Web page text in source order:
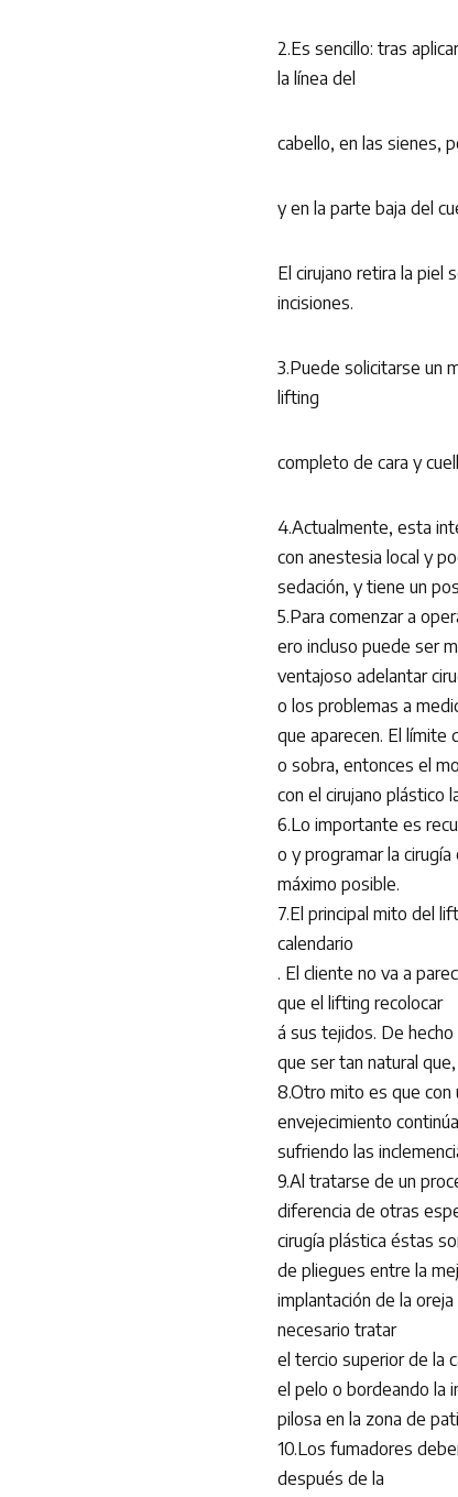
2.Es sencillo: tras
la línea del
cabello, en las sienes,
y en la parte baja del
El cirujano retira la piel
incisiones.
3.Puede solicitarse un
lifting
completo de cara y
4.Actualmente, esta
con anestesia local y
sedación, y tiene un
5.Para comenzar a
ero incluso puede ser
ventajoso adelantar
o los problemas a
que aparecen. El límite
o sobra, entonces el
con el cirujano plástico
6.Lo importante es
o y programar la
máximo posible.
7.El principal mito del
calendario
. El cliente no va a
que el lifting recolocar
á sus tejidos. De
que ser tan natural
8.Otro mito es que con
envejecimiento
sufriendo las
9.Al tratarse de un
diferencia de otras
cirugía plástica éstas
de pliegues entre la
implantación de la
necesario tratar
el tercio superior de la
el pelo o bordeando la
pilosa en la zona de
10.Los fumadores
después de la